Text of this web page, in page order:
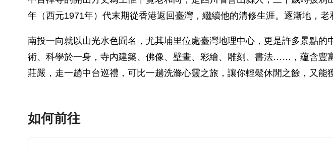
年（西元1971年）代末期從香港返回臺灣，繼續他的清修生涯。逐漸地，
南投一向就以山光水色聞名，尤其埔里位處臺灣地理中心，更是許多景點
術、科學於一身，寺內建築、佛像、壁畫、彩繪、雕刻、書法……，蘊含豐
莊嚴，走一趟中台巡禮，可比一趟洗滌心靈之旅，讓你輕鬆休閒之餘，又能
如何前往